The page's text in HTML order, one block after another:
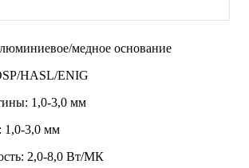
медное основание
HASL/ENIG
1,0-3,0 мм
1,0-3,0 мм
2,0-8,0 Вт/МК